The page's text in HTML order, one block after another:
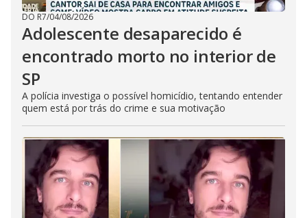
DO R7/04/08/2026
Adolescente desaparecido é
encontrado morto no interior de
SP
A polícia investiga o possível homicídio, tentando entender
quem está por trás do crime e sua motivação